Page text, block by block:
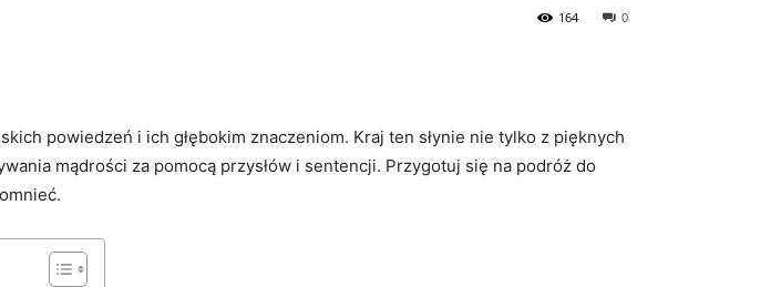
0
164
​powiedzeń i ich głębokim znaczeniom. Kraj ten słynie ‍nie tylko z pięknych
mądrości za pomocą przysłów i⁣ sentencji. Przygotuj się na podróż do